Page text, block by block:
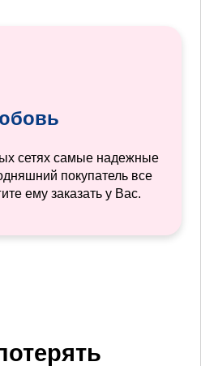
сетях самые надежные
покупатель все
ему заказать у Вас.